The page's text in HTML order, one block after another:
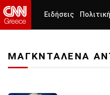
Ειδήσεις Πολιτική
ΜΑΓΚΝΤΑΛΕΝΑ